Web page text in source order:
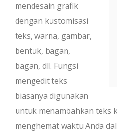
mendesain grafik
dengan kustomisasi
teks, warna, gambar,
bentuk, bagan,
bagan, dll. Fungsi
mengedit teks
biasanya digunakan
untuk menambahkan teks
menghemat waktu Anda